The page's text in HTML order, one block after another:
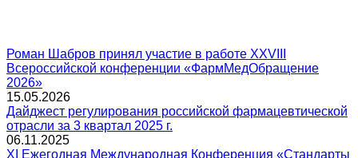
Роман Шабров принял участие в работе XXVIII
Всероссийской конференции «ФармМедОбращение
2026»
15.05.2026
Дайджест регулирования российской фармацевтической
отрасли за 3 квартал 2025 г.
06.11.2025
XI Ежегодная Международная Конференция «Стандарты